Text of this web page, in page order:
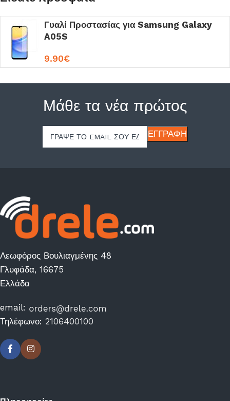
Γυαλί Προστασίας για Samsung Galaxy
A05S
9.90€
Μάθε τα νέα πρώτος
Λεωφόρος Βουλιαγμένης 48
Γλυφάδα, 16675
Ελλάδα
email:
Τηλέφωνο: 2106400100